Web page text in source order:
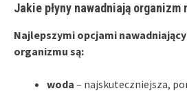
Jakie płyny nawadniają organizm
Najlepszymi opcjami
organizmu są:
woda – najskuteczniejsza,